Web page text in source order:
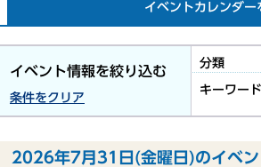
イベントカレンダー
イベント情報を絞り込む
条件をクリア
分類
キーワー
2026年7月31日(金曜日)のイベン